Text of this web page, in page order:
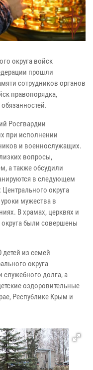
округа войск
прошли
сотрудников органов
правопорядка,
Росгвардии
при исполнении
и военнослужащих.
вопросы,
а также обсудили
в следующем
Центрального округа
мужества в
В храмах, церквях и
были совершены
из семей
округа
долга, а
оздоровительные
Республике Крым и